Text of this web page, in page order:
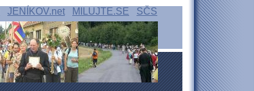
JENÍKOV.net MILUJTE.SE SČS